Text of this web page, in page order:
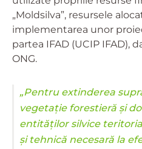
„Moldsilva”, resursele
implementarea unor
partea IFAD (UCIP IFAD),
ONG.
„Pentru extinderea
vegetație forestieră și
entităților silvice
și tehnică necesară la